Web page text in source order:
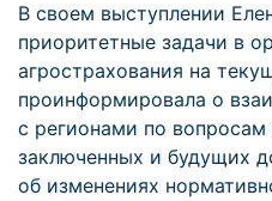
В своем выступлении
приоритетные задачи в
агрострахования на
проинформировала о
с регионами по
заключенных и будущих
об изменениях